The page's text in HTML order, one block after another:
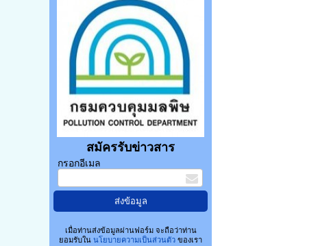
สมัครรับข่าวสาร
กรอกอีเมล
เมื่อท่านส่งข้อมูลผ่านฟอร์ม จะถือว่าท่าน
ยอมรับใน นโยบายความเป็นส่วนตัวของเรา